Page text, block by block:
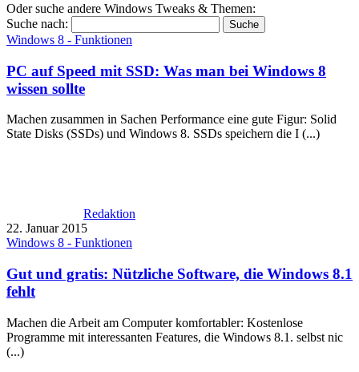
Oder suche andere Windows Tweaks & Themen:
Suche nach:
Windows 8 - Funktionen
PC auf Speed mit SSD: Was man bei Windows 8
wissen sollte
Machen zusam­men in Sachen Performance eine gute Figur: Solid
State Disks (SSDs) und Windows 8. SSDs speichern die I (...)
Redaktion
22. Januar 2015
Windows 8 - Funktionen
Gut und gratis: Nützliche Software, die Windows 8.1
fehlt
Machen die Arbeit am Computer komfortabler: Kostenlose
Programme mit interessanten Features, die Windows 8.1. selbst nic
(...)